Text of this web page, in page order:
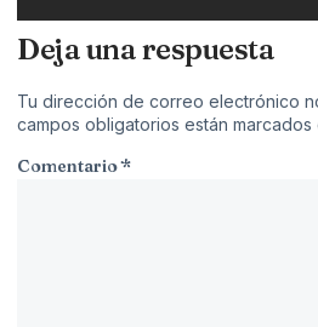
Deja una respuesta
Tu dirección de correo electrónico
campos obligatorios están marcados
Comentario*